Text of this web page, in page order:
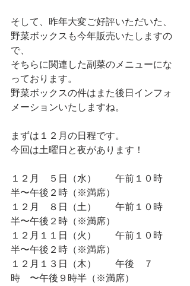
そして、昨年大変ご好評いただいた、
野菜ボックスも今年販売いたしますの
で、
そちらに関連した副菜のメニューにな
っております。
野菜ボックスの件はまた後日インフォ
メーションいたしますね。
まずは１２月の日程です。
今回は土曜日と夜があります！
１２月　５日（水）　　午前１０時
半〜午後２時（※満席）
１２月　８日（土）　　午前１０時
半〜午後２時（※満席）
１２月１１日（火）　　午前１０時
半〜午後２時（※満席）
１２月１３日（木）　　午後　７
時　〜午後９時半（※満席）